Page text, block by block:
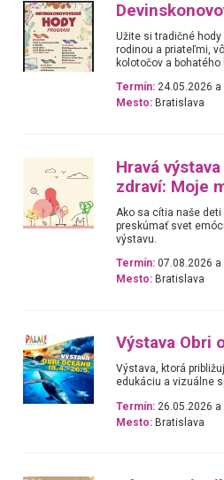
Užite si tradičné
rodinou a priateľmi,
kolotočov a
Termín: 24.05.2026
Mesto: Bratislava
Hravá
zdraví: Moje
Ako sa cítia naše
preskúmať svet
výstavu.
Termín: 07.08.2026
Mesto: Bratislava
Výstava Obri
Výstava, ktorá
edukáciu a vizuálne
Termín: 26.05.2026
Mesto: Bratislava